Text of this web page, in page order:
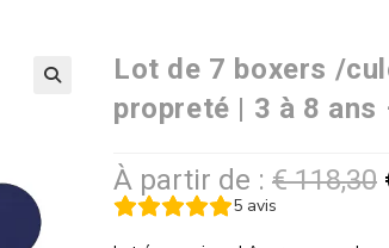
Lot de 7 boxers /
propreté | 3 à 8
À partir de : €118,30
5avis